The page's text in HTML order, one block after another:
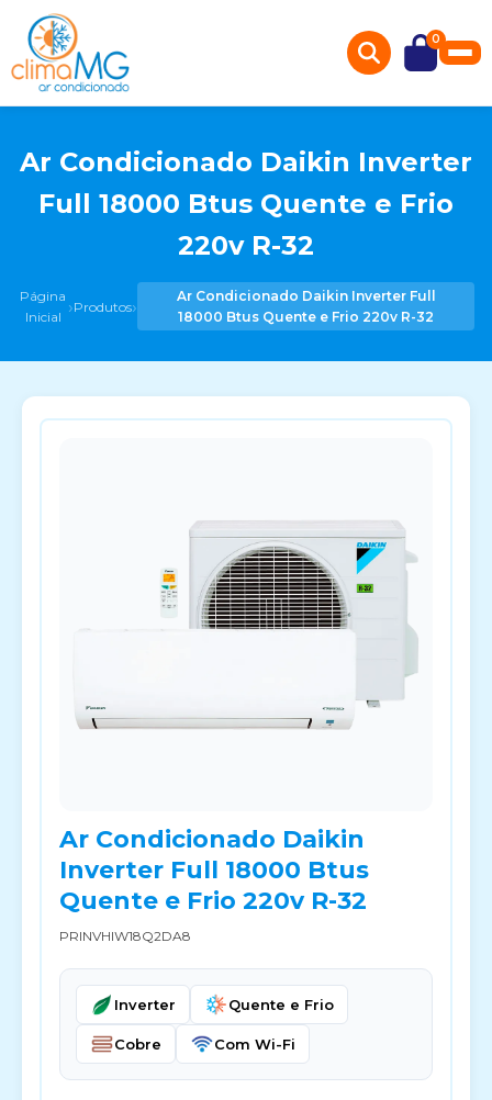
0
Ar Condicionado Daikin Inverter
Full 18000 Btus Quente e Frio
220v R-32
Página
Inicial ›Produtos›
Ar Condicionado Daikin Inverter Full
18000 Btus Quente e Frio 220v R-32
Ar Condicionado Daikin
Inverter Full 18000 Btus
Quente e Frio 220v R-32
PRINVHIW18Q2DA8
Inverter Quente e Frio
Cobre Com Wi-Fi